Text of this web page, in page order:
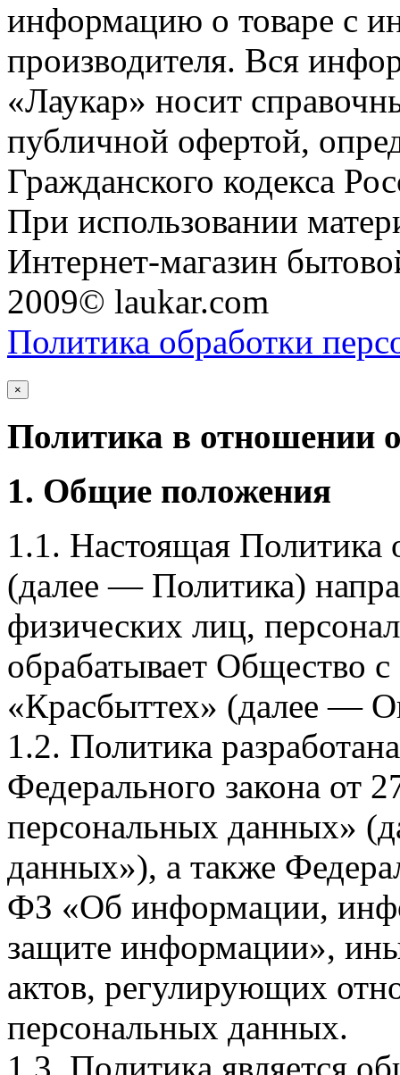
информацию о товаре с
производителя. Вся
«Лаукар» носит
публичной офертой,
Гражданского кодекса
При использовании
Интернет-магазин
2009© laukar.com
Политика обработки
×
Политика в отношении
1. Общие положения
1.1. Настоящая Политика
(далее — Политика)
физических лиц,
обрабатывает Общество
«Красбыттех» (далее —
1.2. Политика
Федерального закона
персональных данных»
данных»), а также
ФЗ «Об информации,
защите информации»,
актов, регулирующих
персональных данных.